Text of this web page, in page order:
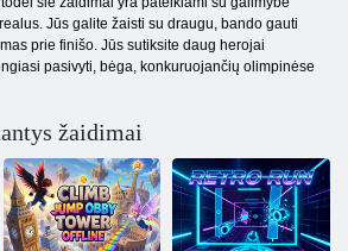
Jūs galite žaisti su draugu, bando gauti
prie finišo. Jūs sutiksite daug herojai
pasivyti, bėga, konkuruojančių olimpinėse
žaidimai